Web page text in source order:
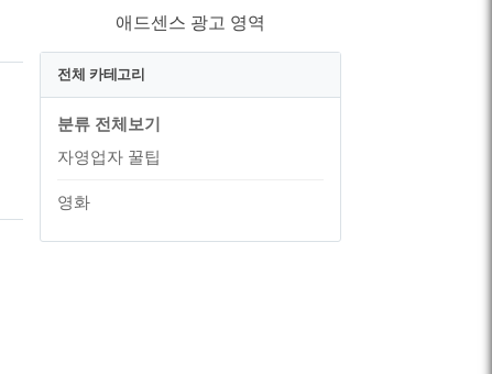
애드센스 광고 영역
전체 카테고리
분류 전체보기
자영업자 꿀팁
영화